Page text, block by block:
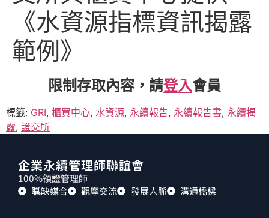
《水資源指標資訊揭露
範例》
限制存取內容，請登入會員
標籤: GRI, 櫃買中心, 水資源, 永續報告, 永續報告書, 永續揭
露, 證交所
企業永續管理師聯誼會
100%領證管理師
職缺媒合
觀摩交流 發展人脈 溝通橋樑